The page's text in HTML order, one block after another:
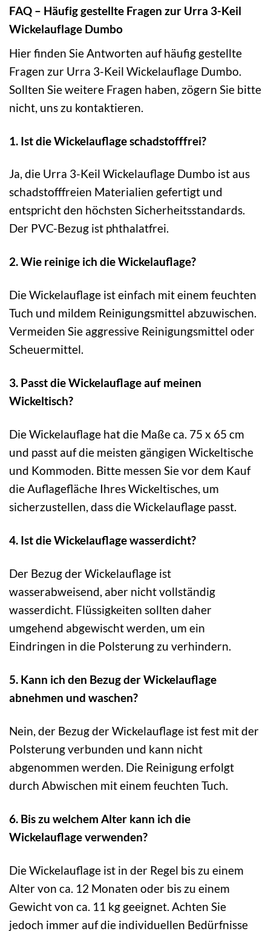
FAQ – Häufig gestellte Fragen zur Urra 3-Keil
Wickelauflage Dumbo
Hier finden Sie Antworten auf häufig gestellte
Fragen zur Urra 3-Keil Wickelauflage Dumbo.
Sollten Sie weitere Fragen haben, zögern Sie bitte
nicht, uns zu kontaktieren.
1. Ist die Wickelauflage schadstofffrei?
Ja, die Urra 3-Keil Wickelauflage Dumbo ist aus
schadstofffreien Materialien gefertigt und
entspricht den höchsten Sicherheitsstandards.
Der PVC-Bezug ist phthalatfrei.
2. Wie reinige ich die Wickelauflage?
Die Wickelauflage ist einfach mit einem feuchten
Tuch und mildem Reinigungsmittel abzuwischen.
Vermeiden Sie aggressive Reinigungsmittel oder
Scheuermittel.
3. Passt die Wickelauflage auf meinen
Wickeltisch?
Die Wickelauflage hat die Maße ca. 75 x 65 cm
und passt auf die meisten gängigen Wickeltische
und Kommoden. Bitte messen Sie vor dem Kauf
die Auflagefläche Ihres Wickeltisches, um
sicherzustellen, dass die Wickelauflage passt.
4. Ist die Wickelauflage wasserdicht?
Der Bezug der Wickelauflage ist
wasserabweisend, aber nicht vollständig
wasserdicht. Flüssigkeiten sollten daher
umgehend abgewischt werden, um ein
Eindringen in die Polsterung zu verhindern.
5. Kann ich den Bezug der Wickelauflage
abnehmen und waschen?
Nein, der Bezug der Wickelauflage ist fest mit der
Polsterung verbunden und kann nicht
abgenommen werden. Die Reinigung erfolgt
durch Abwischen mit einem feuchten Tuch.
6. Bis zu welchem Alter kann ich die
Wickelauflage verwenden?
Die Wickelauflage ist in der Regel bis zu einem
Alter von ca. 12 Monaten oder bis zu einem
Gewicht von ca. 11 kg geeignet. Achten Sie
jedoch immer auf die individuellen Bedürfnisse